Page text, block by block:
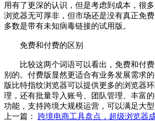
用有了更深的认识，但是考虑到成本，很
浏览器无可厚非，但市场还是没有真正免
多数是带有未知病毒链接的试用版。
免费和付费的区别
比较这两个词语可以看出，免费和付费
别的。付费版显然更适合有业务发展需求
版比特指纹浏览器可以提供更多的浏览器
理，还有批量导入账号、团队管理、丰富
功能，支持跨境大规模运营，可以满足大型
上一篇： 跨境电商工具盘点，超级浏览器